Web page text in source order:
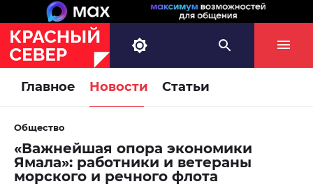
Главное Новости Статьи
Общество
«Важнейшая опора экономики
Ямала»: работники и ветераны
морского и речного флота